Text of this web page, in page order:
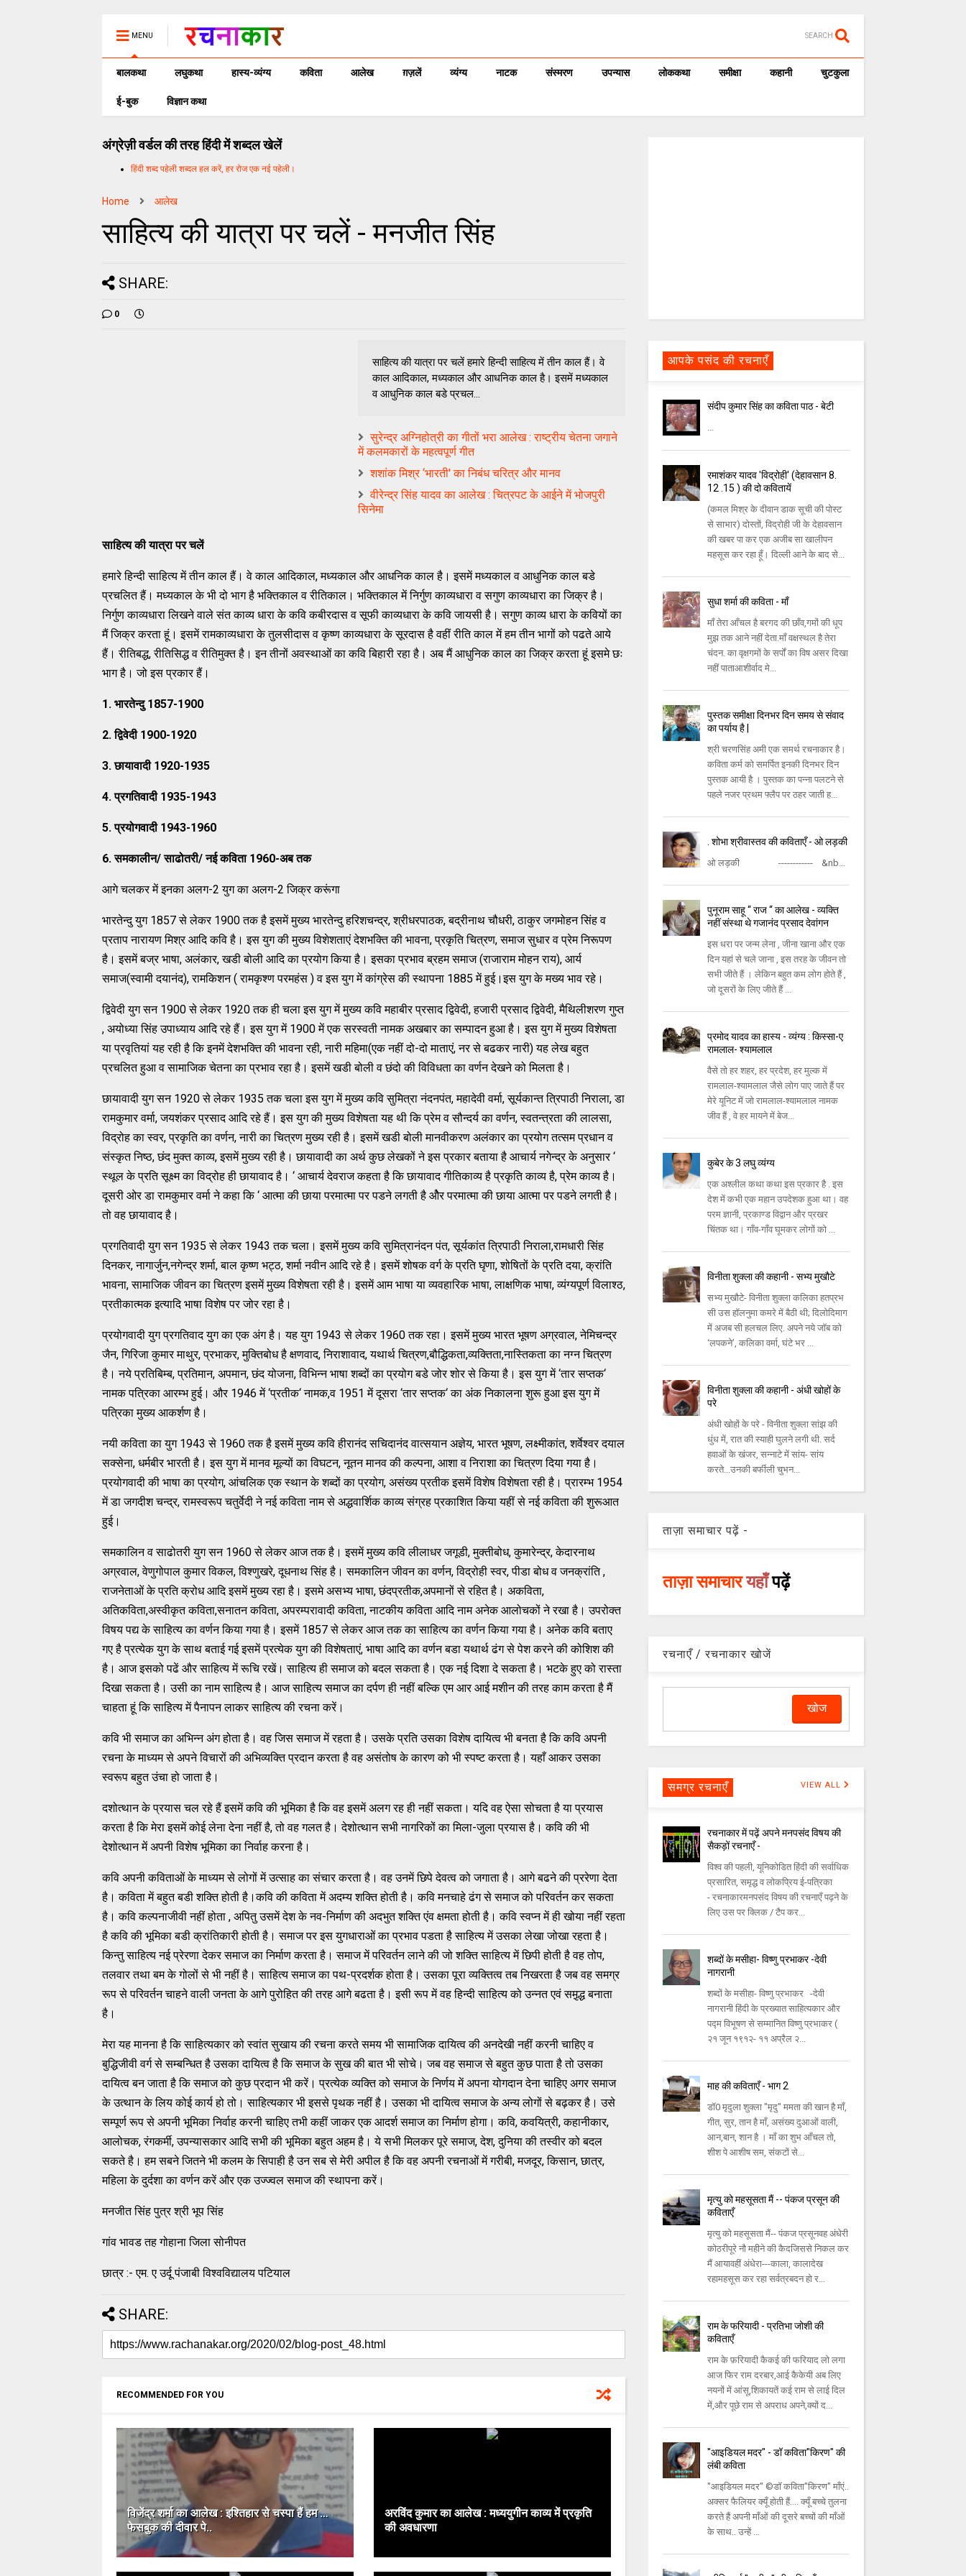
MENU SEARCH
बालकथा लघुकथा हास्य-व्यंग्य कविता आलेख ग़ज़लें व्यंग्य नाटक संस्मरण उपन्यास लोककथा समीक्षा कहानी चुटकुला
ई-बुक विज्ञान कथा
अंग्रेज़ी वर्डल की तरह हिंदी में शब्दल खेलें
हिंदी शब्द पहेली शब्दल हल करें, हर रोज एक नई पहेली।
Home आलेख
साहित्य की यात्रा पर चलें - मनजीत सिंह
SHARE:
0
साहित्य की यात्रा पर चलें हमारे हिन्दी साहित्य में तीन काल हैं। वे
काल आदिकाल, मध्यकाल और आधनिक काल है। इसमें मध्यकाल
व आधुनिक काल बडे प्रचल...
सुरेन्‍द्र अग्‍निहोत्री का गीतों भरा आलेख : राष्‍ट्रीय चेतना जगाने
में कलमकारों के महत्‍वपूर्ण गीत
शशांक मिश्र ‘भारती' का निबंध चरित्र और मानव
वीरेन्‍द्र सिंह यादव का आलेख : चित्रपट के आईने में भोजपुरी
सिनेमा
साहित्य की यात्रा पर चलें
हमारे हिन्दी साहित्य में तीन काल हैं। वे काल आदिकाल, मध्यकाल और आधनिक काल है। इसमें मध्यकाल व आधुनिक काल बडे
प्रचलित हैं। मध्यकाल के भी दो भाग है भक्तिकाल व रीतिकाल। भक्तिकाल में निर्गुण काव्यधारा व सगुण काव्यधारा का जिक्र है।
निर्गुण काव्यधारा लिखने वाले संत काव्य धारा के कवि कबीरदास व सूफी काव्यधारा के कवि जायसी है। सगुण काव्य धारा के कवियों का
मैं जिक्र करता हूं। इसमें रामकाव्यधारा के तुलसीदास व कृष्ण काव्यधारा के सूरदास है वहीं रीति काल में हम तीन भागों को पढते आये
हैं। रीतिबद्ध, रीतिसिद्ध व रीतिमुक्त है। इन तीनों अवस्थाओं का कवि बिहारी रहा है। अब मैं आधुनिक काल का जिक्र करता हूं इसमे छः
भाग है। जो इस प्रकार हैं।
1. भारतेन्दु 1857-1900
2. द्विवेदी 1900-1920
3. छायावादी 1920-1935
4. प्रगतिवादी 1935-1943
5. प्रयोगवादी 1943-1960
6. समकालीन/ साढोतरी/ नई कविता 1960-अब तक
आगे चलकर में इनका अलग-2 युग का अलग-2 जिक्र करूंगा
भारतेन्दु युग 1857 से लेकर 1900 तक है इसमें मुख्य भारतेन्दु हरिशचन्द्र, श्रीधरपाठक, बद्रीनाथ चौधरी, ठाकुर जगमोहन सिंह व
प्रताप नारायण मिश्र आदि कवि है। इस युग की मुख्य विशेशताएं देशभक्ति की भावना, प्रकृति चित्रण, समाज सुधार व प्रेम निरूपण
है। इसमें बज्र भाषा, अलंकार, खडी बोली आदि का प्रयोग किया है। इसका प्रभाव ब्रहम समाज (राजाराम मोहन राय), आर्य
समाज(स्वामी दयानंद), रामकिशन ( रामकृश्ण परमहंस ) व इस युग में कांग्रेस की स्थापना 1885 में हुई।इस युग के मख्य भाव रहे।
द्विवेदी युग सन 1900 से लेकर 1920 तक ही चला इस युग में मुख्य कवि महाबीर प्रसाद द्विवेदी, हजारी प्रसाद द्विवेदी, मैथिलीशरण गुप्त
, अयोध्या सिंह उपाध्याय आदि रहे हैं। इस युग में 1900 में एक सरस्वती नामक अखबार का सम्पादन हुआ है। इस युग में मुख्य विशेषता
या प्रवृतियां यह रही है कि इनमें देशभक्ति की भावना रही, नारी महिमा(एक नहीं दो-दो माताएं, नर से बढकर नारी) यह लेख बहुत
प्रचलित हुआ व सामाजिक चेतना का प्रभाव रहा है। इसमें खडी बोली व छंदो की विविधता का वर्णन देखने को मिलता है।
छायावादी युग सन 1920 से लेकर 1935 तक चला इस युग में मुख्य कवि सुमित्रा नंदनपंत, महादेवी वर्मा, सूर्यकान्त त्रिपाठी निराला, डा
रामकुमार वर्मा, जयशंकर प्रसाद आदि रहे हैं। इस युग की मुख्य विशेषता यह थी कि प्रेम व सौन्दर्य का वर्णन, स्वतन्त्रता की लालसा,
विद्रोह का स्वर, प्रकृति का वर्णन, नारी का चित्रण मुख्य रही है। इसमें खडी बोली मानवीकरण अलंकार का प्रयोग तत्सम प्रधान व
संस्कृत निष्ठ, छंद मुक्त काव्य, इसमें मुख्य रही है। छायावादी का अर्थ कुछ लेखकों ने इस प्रकार बताया है आचार्य नगेन्द्र के अनुसार ‘
स्थूल के प्रति सूक्ष्म का विद्रोह ही छायावाद है। ‘ आचार्य देवराज कहता है कि छायावाद गीतिकाव्य है प्रकृति काव्य है, प्रेम काव्य है।
दूसरी ओर डा रामकुमार वर्मा ने कहा कि ‘ आत्मा की छाया परमात्मा पर पडने लगती है ओैर परमात्मा की छाया आत्मा पर पडने लगती है।
तो वह छायावाद है।
प्रगतिवादी युग सन 1935 से लेकर 1943 तक चला। इसमें मुख्य कवि सुमित्रानंदन पंत, सूर्यकांत त्रिपाठी निराला,रामधारी सिंह
दिनकर, नागार्जुन,नगेन्द्र शर्मा, बाल कृष्ण भट्ठ, शर्मा नवीन आदि रहे है। इसमें शोषक वर्ग के प्रति घृणा, शोषितों के प्रति दया, क्रांति
भावना, सामाजिक जीवन का चित्रण इसमें मुख्य विशेषता रही है। इसमें आम भाषा या व्यवहारिक भाषा, लाक्षणिक भाषा, व्यंग्यपूर्ण विलाश्ठ,
प्रतीकात्मक इत्यादि भाषा विशेष पर जोर रहा है।
प्रयोगवादी युग प्रगतिवाद युग का एक अंग है। यह युग 1943 से लेकर 1960 तक रहा। इसमें मुख्य भारत भूषण अग्रवाल, नेमिचन्द्र
जैन, गिरिजा कुमार माथुर, प्रभाकर, मुक्तिबोध है क्षणवाद, निराशावाद, यथार्थ चित्रण,बौद्धिकता,व्यक्तिता,नास्तिकता का नग्न चित्रण
है। नये प्रतिबिम्ब, प्रतिमान, अपमान, छंद योजना, विभिन्न भाषा शब्दों का प्रयोग बडे जोर शोर से किया है। इस युग में ‘तार सप्तक‘
नामक पत्रिका आरम्भ हुई। और 1946 में ‘प्रतीक‘ नामक,व 1951 में दूसरा ‘तार सप्तक‘ का अंक निकालना शुरू हुआ इस युग में
पत्रिका मुख्य आकर्शण है।
नयी कविता का युग 1943 से 1960 तक है इसमें मुख्य कवि हीरानंद सचिदानंद वात्सयान अज्ञेय, भारत भूषण, लक्ष्मीकांत, शर्वेश्वर दयाल
सक्सेना, धर्मबीर भारती है। इस युग में मानव मूल्यों का विघटन, नूतन मानव की कल्पना, आशा व निराशा का चित्रण दिया गया है।
प्रयोगवादी की भाषा का प्रयोग, आंचलिक एक स्थान के शब्दों का प्रयोग, असंख्य प्रतीक इसमें विशेष विशेषता रही है। प्रारम्भ 1954
में डा जगदीश चन्द्र, रामस्वरूप चतुर्वेदी ने नई कविता नाम से अद्धवार्शिक काव्य संग्रह प्रकाशित किया यहीं से नई कविता की शुरूआत
हुई।
समकालिन व साढोतरी युग सन 1960 से लेकर आज तक है। इसमें मुख्य कवि लीलाधर जगूडी, मुक्तीबोध, कुमारेन्द्र, केदारनाथ
अग्रवाल, वेणुगोपाल कुमार विकल, विश्णुखरे, दूधनाथ सिंह है। समकालिन जीवन का वर्णन, विद्रोही स्वर, पीडा बोध व जनक्रांति ,
राजनेताओं के प्रति क्रोध आदि इसमें मुख्य रहा है। इसमे असभ्य भाषा, छंदप्रतीक,अपमानों से रहित है। अकविता,
अतिकविता,अस्वीकृत कविता,सनातन कविता, अपरम्परावादी कविता, नाटकीय कविता आदि नाम अनेक आलोचकों ने रखा है। उपरोक्त
विषय पद्य के साहित्य का वर्णन किया गया है। इसमें 1857 से लेकर आज तक का साहित्य का वर्णन किया गया है। अनेक कवि बताए
गए है प्रत्येक युग के साथ बताई गई इसमें प्रत्येक युग की विशेषताएं, भाषा आदि का वर्णन बडा यथार्थ ढंग से पेश करने की कोशिश की
है। आज इसको पढें और साहित्य में रूचि रखें। साहित्य ही समाज को बदल सकता है। एक नई दिशा दे सकता है। भटके हुए को रास्ता
दिखा सकता है। उसी का नाम साहित्य है। आज साहित्य समाज का दर्पण ही नहीं बल्कि एम आर आई मशीन की तरह काम करता है मैं
चाहता हूं कि साहित्य में पैनापन लाकर साहित्य की रचना करें।
कवि भी समाज का अभिन्न अंग होता है। वह जिस समाज में रहता है। उसके प्रति उसका विशेष दायित्व भी बनता है कि कवि अपनी
रचना के माध्यम से अपने विचारों की अभिव्यक्ति प्रदान करता है वह असंतोष के कारण को भी स्पष्ट करता है। यहाँ आकर उसका
स्वरूप बहुत उंचा हो जाता है।
दशोत्थान के प्रयास चल रहे हैं इसमें कवि की भूमिका है कि वह इसमें अलग रह ही नहीं सकता। यदि वह ऐसा सोचता है या प्रयास
करता है कि मेरा इसमें कोई लेना देना नहीं है, तो वह गलत है। देशोत्थान सभी नागरिकों का मिला-जुला प्रयास है। कवि की भी
देशोत्थान में अपनी विशेष भूमिका का निर्वाह करना है।
कवि अपनी कविताओं के माध्यम से लोगों में उत्साह का संचार करता है। वह उनमें छिपे देवत्व को जगाता है। आगे बढने की प्ररेणा देता
है। कविता में बहुत बडी शक्ति होती है।कवि की कविता में अदम्य शक्ति होती है। कवि मनचाहे ढंग से समाज को परिवर्तन कर सकता
है। कवि कल्पनाजीवी नहीं होता , अपितु उसमें देश के नव-निर्माण की अदभुत शक्ति एंव क्षमता होती है। कवि स्वप्न में ही खोया नहीं रहता
है कवि की भूमिका बडी क्रांतिकारी होती है। समाज पर इस युगधाराओं का प्रभाव पडता है साहित्य में उसका लेखा जोखा रहता है।
किन्तु साहित्य नई प्रेरणा देकर समाज का निर्माण करता है। समाज में परिवर्तन लाने की जो शक्ति साहित्य में छिपी होती है वह तोप,
तलवार तथा बम के गोलों से भी नहीं है। साहित्य समाज का पथ-प्रदर्शक होता है। उसका पूरा व्यक्तित्व तब निखरता है जब वह समग्र
रूप से परिवर्तन चाहने वाली जनता के आगे पुरोहित की तरह आगे बढता है। इसी रूप में वह हिन्दी साहित्य को उन्नत एवं समृ़द्ध बनाता
है।
मेरा यह मानना है कि साहित्यकार को स्वांत सुखाय की रचना करते समय भी सामाजिक दायित्व की अनदेखी नहीं करनी चाहिए व
बुद्धिजीवी वर्ग से सम्बन्धित है उसका दायित्व है कि समाज के सुख की बात भी सोचे। जब वह समाज से बहुत कुछ पाता है तो उसका
दायित्व बन जाता है कि समाज को कुछ प्रदान भी करें। प्रत्येक व्यक्ति को समाज के निर्णय में अपना योगदान देना चाहिए अगर समाज
के उत्थान के लिय कोई कार्य हो तो। साहित्यकार भी इससे पृथक नहीं है। उसका भी दायित्व समाज के अन्य लोगों से बढ़कर है। उसे
सम्पूर्ण रूप से अपनी भूमिका निर्वाह करनी चाहिए तभी कहीं जाकर एक आदर्श समाज का निर्माण होगा। कवि, कवयित्री, कहानीकार,
आलोचक, रंगकर्मी, उपन्यासकार आदि सभी की भूमिका बहुत अहम है। ये सभी मिलकर पूरे समाज, देश, दुनिया की तस्वीर को बदल
सकते है। हम सबने जितने भी कलम के सिपाही है उन सब से मेरी अपील है कि वह अपनी रचनाओं में गरीबी, मजदूर, किसान, छात्र,
महिला के दुर्दशा का वर्णन करें और एक उज्ज्वल समाज की स्थापना करें।
मनजीत सिंह पुत्र श्री भूप सिंह
गांव भावड तह गोहाना जिला सोनीपत
छात्र :- एम. ए उर्दू पंजाबी विश्वविद्यालय पटियाल
SHARE:
RECOMMENDED FOR YOU
विजेंद्र शर्मा का आलेख : इश्तिहार से चस्पा हैं हम …
फेसबुक की दीवार पे..
अरविंद कुमार का आलेख : मध्‍ययुगीन काव्‍य में प्रकृति
की अवधारणा
आपके पसंद की रचनाएँ
संदीप कुमार सिंह का कविता पाठ - बेटी
...
रमाशंकर यादव 'विद्रोही' (देहावसान 8.
12 .15 ) की दो कवितायें
(कमल मिश्र के दीवान डाक सूची की पोस्ट
से साभार) दोस्तों, विद्रोही जी के देहावसान
की खबर पा कर एक अजीब सा खालीपन
महसूस कर रहा हूँ। दिल्ली आने के बाद से...
सुधा शर्मा की कविता - माँ
माँ तेरा आँचल है बरगद की छाँव,गमों की धूप
मुझ तक आने नहीं देता.माँ वक्षस्थल है तेरा
चंदन. का वृक्षगमों के सर्पों का विष असर दिखा
नहीं पाताआशीर्वाद मे...
पुस्तक समीक्षा दिनभर दिन समय से संवाद
का पर्याय है |
श्री चरणसिंह अमी एक समर्थ रचनाकार है।
कविता कर्म को समर्पित इनकी दिनभर दिन
पुस्तक आयी है । पुस्तक का पन्ना पलटने से
पहले नजर प्रथम फ्लैप पर ठहर जाती ह...
. शोभा श्रीवास्तव की कविताएँ - ओ लड़की
ओ लड़की ------------ &nb...
पुनूराम साहू “ राज “ का आलेख - व्यक्ति
नहीं संस्था थे गजानंद प्रसाद देवांगन
इस धरा पर जन्म लेना , जीना खाना और एक
दिन यहां से चले जाना , इस तरह के जीवन तो
सभी जीते हैं । लेकिन बहुत कम लोग होते हैं ,
जो दूसरों के लिए जीते हैं ...
प्रमोद यादव का हास्य - व्यंग्य : किस्सा-ए
रामलाल- श्यामलाल
वैसे तो हर शहर, हर प्रदेश, हर मुल्क में
रामलाल-श्यामलाल जैसे लोग पाए जाते हैं पर
मेरे यूनिट में जो रामलाल-श्यामलाल नामक
जीव हैं , वे हर मायने में बेज...
कुबेर के 3 लघु व्यंग्य
एक अश्लील कथा कथा इस प्रकार है . इस
देश में कभी एक महान उपदेशक हुआ था। वह
परम ज्ञानी, प्रकाण्ड विद्वान और प्रखर
चिंतक था। गाँव-गाँव घूमकर लोगों को ...
विनीता शुक्ला की कहानी - सभ्य मुखौटे
सभ्य मुखौटे- विनीता शुक्ला कलिका हतप्रभ
सी उस हॉलनुमा कमरे में बैठी थी; दिलोदिमाग
में अजब सी हलचल लिए. अपने नये जॉब को
‘लपकने’, कलिका वर्मा, घंटे भर ...
विनीता शुक्ला की कहानी - अंधी खोहों के
परे
अंधी खोहों के परे - विनीता शुक्ला सांझ की
धुंध में, रात की स्याही घुलने लगी थी. सर्द
हवाओं के खंजर, सन्नाटे में सांय- सांय
करते...उनकी बर्फीली चुभन...
ताज़ा समाचार पढ़ें -
ताज़ा समाचारयहाँपढ़ें
रचनाएँ / रचनाकार खोजें
समग्र रचनाएँ VIEW ALL
रचनाकार में पढ़ें अपने मनपसंद विषय की
सैकड़ों रचनाएँ -
विश्व की पहली, यूनिकोडित हिंदी की सर्वाधिक
प्रसारित, समृद्ध व लोकप्रिय ई-पत्रिका
- रचनाकारमनपसंद विषय की रचनाएँ पढ़ने के
लिए उस पर क्लिक / टैप कर...
शब्दों के मसीहा- विष्णु प्रभाकर -देवी
नागरानी
शब्दों के मसीहा- विष्णु प्रभाकर -देवी
नागरानी हिंदी के प्रख्यात साहित्यकार और
पद्म विभूषण से सम्मानित विष्णु प्रभाकर (
२१ जून १९१२- ११ अप्रैल २...
माह की कविताएँ - भाग 2
डॉ0 मृदुला शुक्ला "मृदु" ममता की खान है माँ,
गीत, सुर, तान है माँ, असंख्य दुआओं वाली,
आन,बान, शान है । माँ का शुभ आँचल तो,
शीश पे आशीष सम, संकटों से...
मृत्यु को महसूसता मैं -- पंकज प्रसून की
कविताएँ
मृत्यु को महसूसता मैं-- पंकज प्रसूनवह अंधेरी
कोठरीपूरे नौ महीने की कैदजिससे निकल कर
मैं आयावहीं अंधेरा---काला, कालादेख
रहामहसूस कर रहा सर्वत्रबदन हो र...
राम के फरियादी - प्रतिभा जोशी की
कविताएँ
राम के फ़रियादी कैकई की फरियाद लो लगा
आज फिर राम दरबार,आई कैकेयी अब लिए
नयनों में आंसू,शिकायतें कई राम से लाई दिल
में,और पूछे राम से अपराध अपने,क्यों द...
"आइडियल मदर" - डॉ कविता"किरण" की
लंबी कविता
"आइडियल मदर" ©डॉ कविता"किरण" माँएं..
अक्सर फैलियर क्यूँ होती हैं.... क्यूँ बच्चे तुलना
करते हैं अपनी माँओं की दूसरे बच्चों की माँओं
के साथ.. उन्हें ...